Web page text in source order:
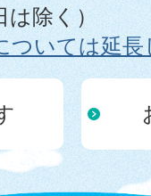
除く）
ついては延